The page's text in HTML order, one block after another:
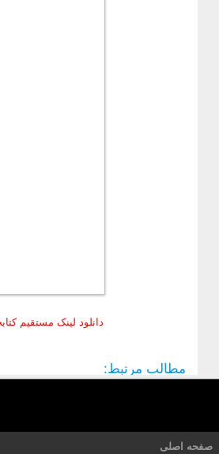
دانلود لینک مستقیم
مطالب مرتبط:
صفحه اصلی